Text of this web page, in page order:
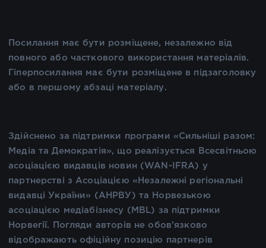
Посилання має бути розміщене, незалежно від
повного або часткового використання матеріалів.
Гіперпосилання має бути розміщене в підзаголовку
або в першому абзаці матеріалу.
Здійснено за підтримки програми «Сильніші разом:
Медіа та Демократія», що реалізується Всесвітньою
асоціацією видавців новин (WAN-IFRA) у
партнерстві з Асоціацією «Незалежні регіональні
видавці України» (АНРВУ) та Норвезькою
асоціацією медіабізнесу (MBL) за підтримки
Норвегії. Погляди авторів не обов’язково
відображають офіційну позицію партнерів